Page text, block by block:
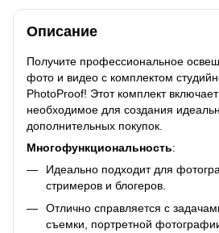
Описание
Получите профессиональное
фото и видео с комплектом
PhotoProof! Этот комплект
необходимое для создания
дополнительных покупок.
Многофункциональность:
Идеально подходит для
стримеров и блогеров.
Отлично справляется с
съемки, портретной